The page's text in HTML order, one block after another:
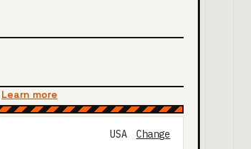
Learn more
USA
Change